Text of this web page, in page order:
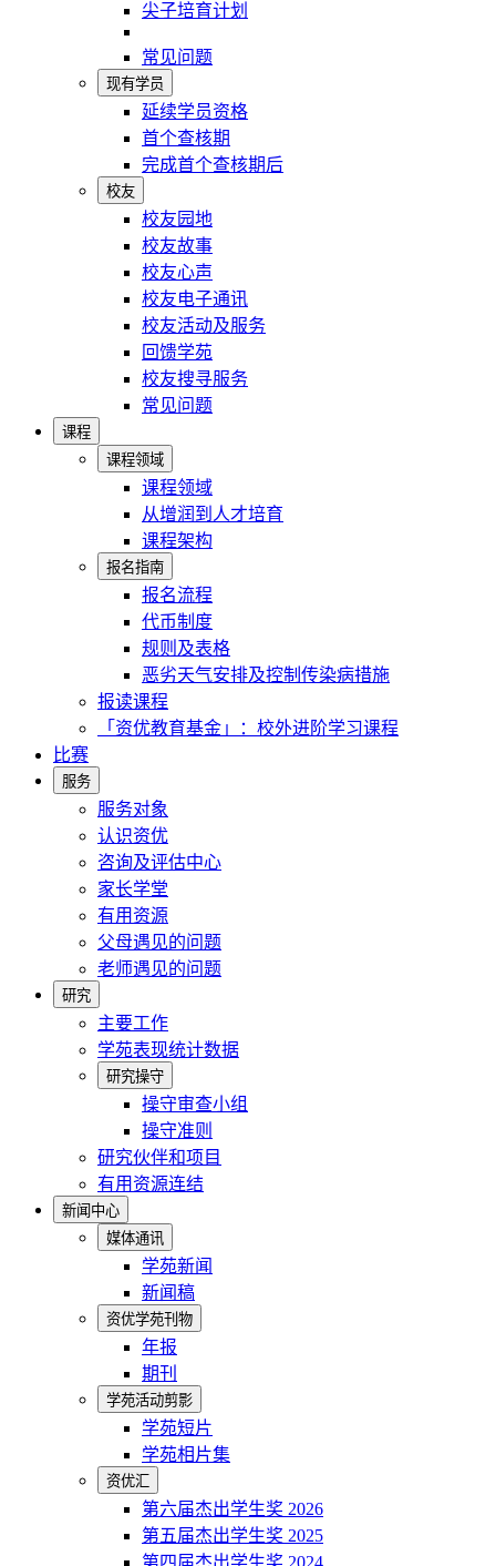
尖子培育计划
常见问题
现有学员
延续学员资格
首个查核期
完成首个查核期后
校友
校友园地
校友故事
校友心声
校友电子通讯
校友活动及服务
回馈学苑
校友搜寻服务
常见问题
课程
课程领域
课程领域
从增润到人才培育
课程架构
报名指南
报名流程
代币制度
规则及表格
恶劣天气安排及控制传染病措施
报读课程
「资优教育基金」：校外进阶学习课程
比赛
服务
服务对象
认识资优
咨询及评估中心
家长学堂
有用资源
父母遇见的问题
老师遇见的问题
研究
主要工作
学苑表现统计数据
研究操守
操守审查小组
操守准则
研究伙伴和项目
有用资源连结
新闻中心
媒体通讯
学苑新闻
新闻稿
资优学苑刊物
年报
期刊
学苑活动剪影
学苑短片
学苑相片集
资优汇
第六届杰出学生奖 2026
第五届杰出学生奖 2025
第四届杰出学生奖 2024